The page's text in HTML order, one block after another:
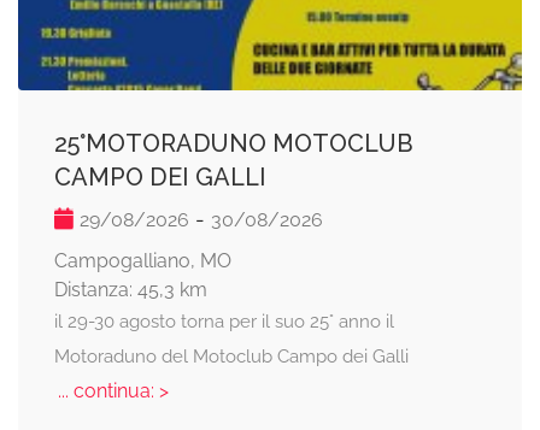
25°MOTORADUNO MOTOCLUB
CAMPO DEI GALLI
29/08/2026 - 30/08/2026
Campogalliano, MO
Distanza: 45,3 km
il 29-30 agosto torna per il suo 25° anno il
Motoraduno del Motoclub Campo dei Galli
... continua: >